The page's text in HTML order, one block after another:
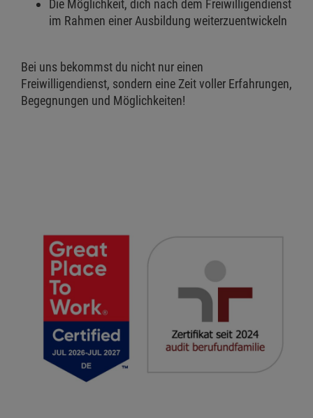
Die Möglichkeit, dich nach dem Freiwilligendienst
im Rahmen einer Ausbildung weiterzuentwickeln
Bei uns bekommst du nicht nur einen
Freiwilligendienst, sondern eine Zeit voller Erfahrungen,
Begegnungen und Möglichkeiten!